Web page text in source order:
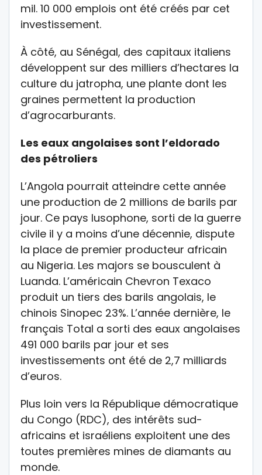
mil. 10 000 emplois ont été créés par cet
investissement.
À côté, au Sénégal, des capitaux italiens
développent sur des milliers d’hectares la
culture du jatropha, une plante dont les
graines permettent la production
d’agrocarburants.
Les eaux angolaises sont l’eldorado
des pétroliers
L’Angola pourrait atteindre cette année
une production de 2 millions de barils par
jour. Ce pays lusophone, sorti de la guerre
civile il y a moins d’une décennie, dispute
la place de premier producteur africain
au Nigeria. Les majors se bousculent à
Luanda. L’américain Chevron Texaco
produit un tiers des barils angolais, le
chinois Sinopec 23%. L’année dernière, le
français Total a sorti des eaux angolaises
491 000 barils par jour et ses
investissements ont été de 2,7 milliards
d’euros.
Plus loin vers la République démocratique
du Congo (RDC), des intérêts sud-
africains et israéliens exploitent une des
toutes premières mines de diamants au
monde.